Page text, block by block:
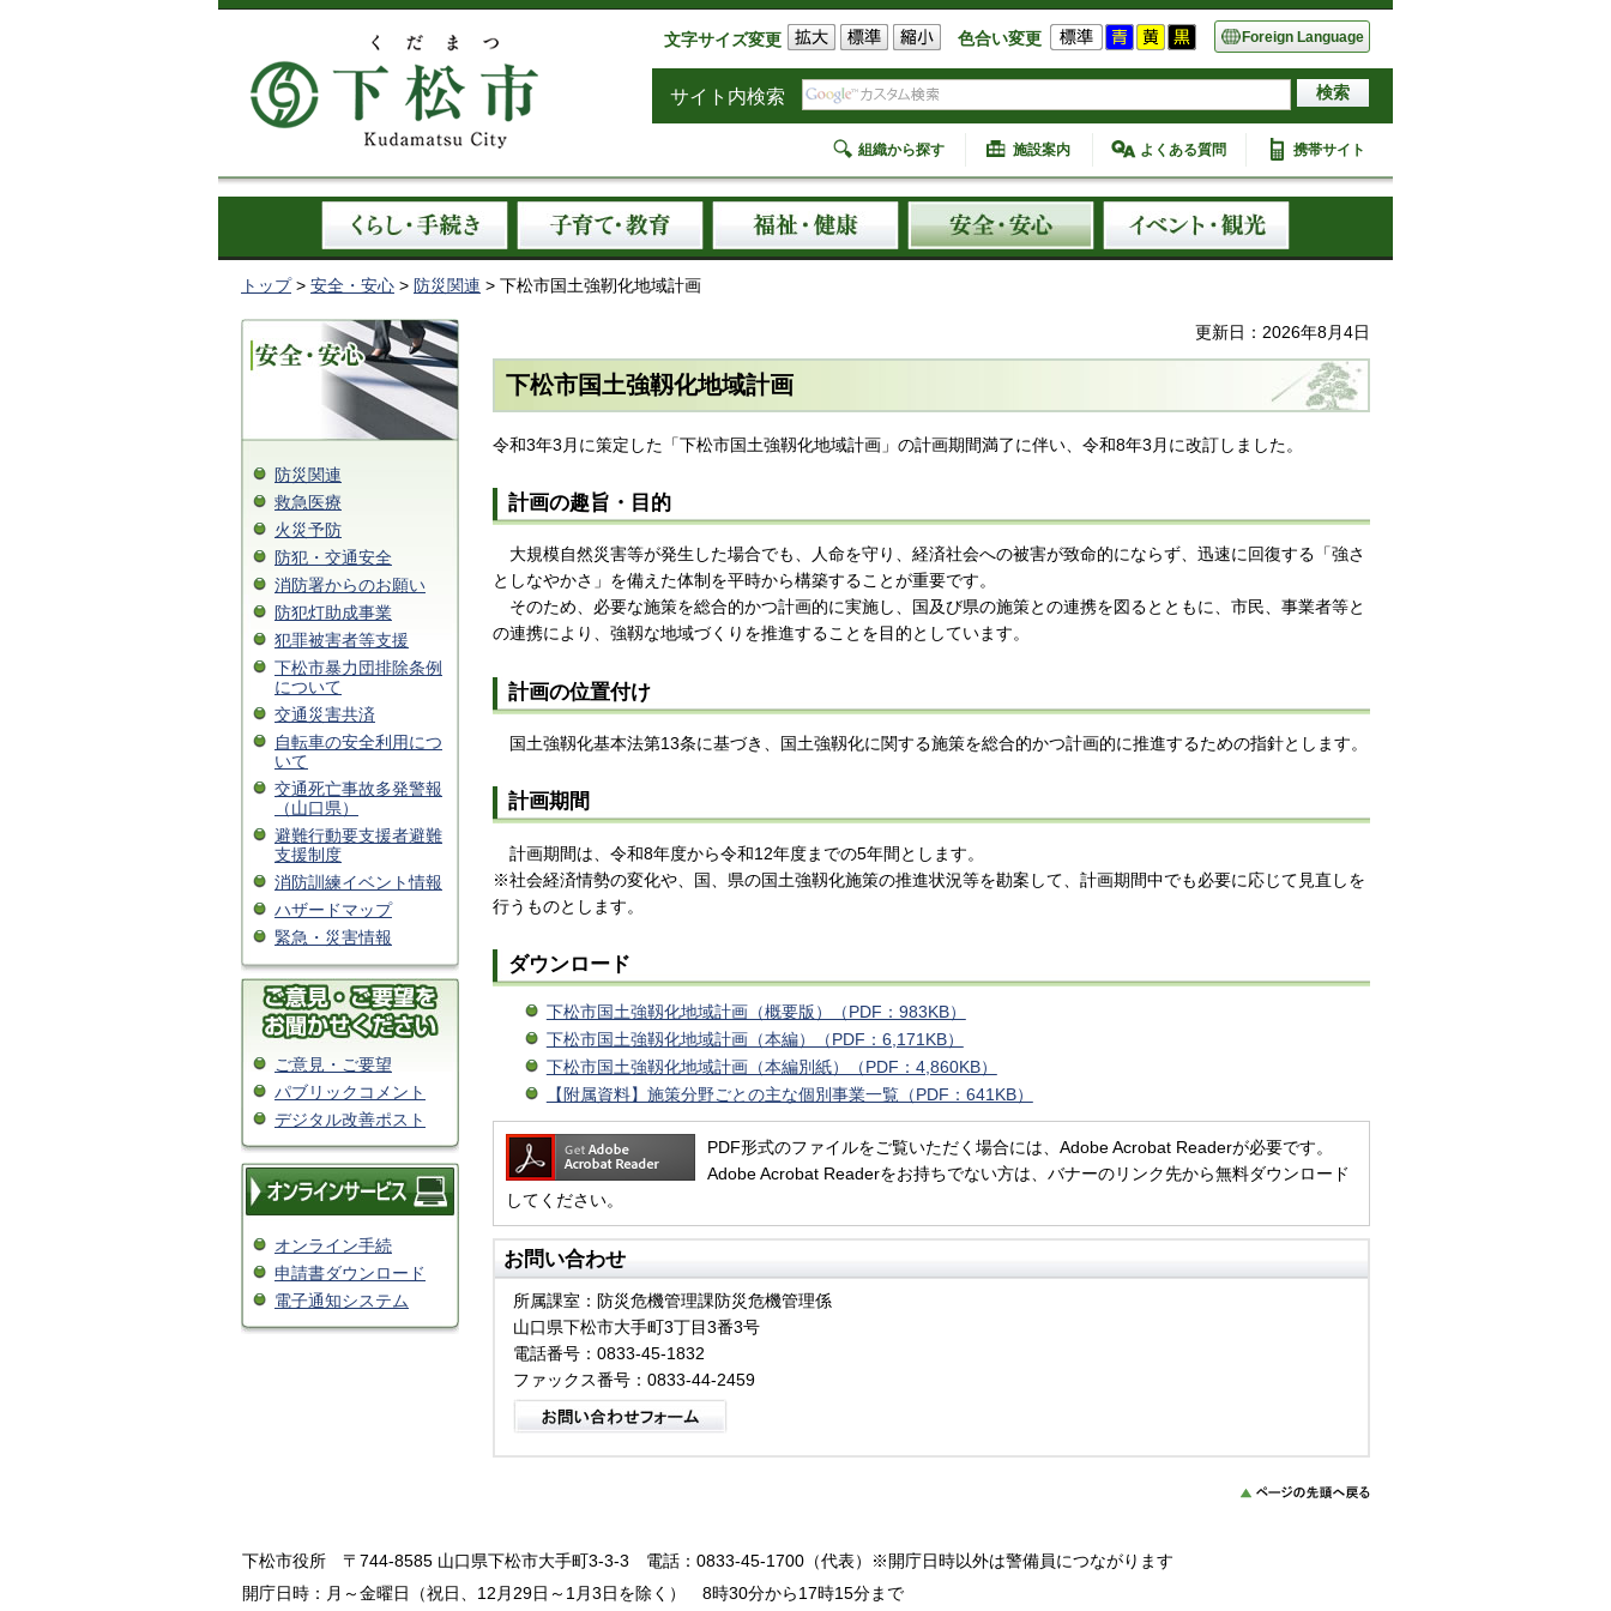
文字サイズ変更 色合い変更 Foreign Language
サイト内検索
組織から探す 施設案内 よくある質問 携帯サイト
トップ> 安全・安心 > 防災関連 > 下松市国土強靭化地域計画
防災関連
救急医療
火災予防
防犯・交通安全
消防署からのお願い
防犯灯助成事業
犯罪被害者等支援
下松市暴力団排除条例
について
交通災害共済
自転車の安全利用につ
いて
交通死亡事故多発警報
（山口県）
避難行動要支援者避難
支援制度
消防訓練イベント情報
ハザードマップ
緊急・災害情報
ご意見・ご要望
パブリックコメント
デジタル改善ポスト
オンライン手続
申請書ダウンロード
電子通知システム
更新日：2026年8月4日
下松市国土強靱化地域計画
令和3年3月に策定した「下松市国土強靱化地域計画」の計画期間満了に伴い、令和8年3月に改訂しました。
計画の趣旨・目的
大規模自然災害等が発生した場合でも、人命を守り、経済社会への被害が致命的にならず、迅速に回復する「強さ
としなやかさ」を備えた体制を平時から構築することが重要です。
そのため、必要な施策を総合的かつ計画的に実施し、国及び県の施策との連携を図るとともに、市民、事業者等と
の連携により、強靱な地域づくりを推進することを目的としています。
計画の位置付け
国土強靱化基本法第13条に基づき、国土強靱化に関する施策を総合的かつ計画的に推進するための指針とします。
計画期間
計画期間は、令和8年度から令和12年度までの5年間とします。
※社会経済情勢の変化や、国、県の国土強靱化施策の推進状況等を勘案して、計画期間中でも必要に応じて見直しを
行うものとします。
ダウンロード
下松市国土強靱化地域計画（概要版）（PDF：983KB）
下松市国土強靱化地域計画（本編）（PDF：6,171KB）
下松市国土強靱化地域計画（本編別紙）（PDF：4,860KB）
【附属資料】施策分野ごとの主な個別事業一覧（PDF：641KB）
PDF形式のファイルをご覧いただく場合には、Adobe Acrobat Readerが必要です。
Adobe Acrobat Readerをお持ちでない方は、バナーのリンク先から無料ダウンロード
してください。
お問い合わせ
所属課室：防災危機管理課防災危機管理係
山口県下松市大手町3丁目3番3号
電話番号：0833-45-1832
ファックス番号：0833-44-2459
下松市役所 〒744-8585 山口県下松市大手町3-3-3
電話：0833-45-1700（代表）※開庁日時以外は警備員につながります
開庁日時：月～金曜日（祝日、12月29日～1月3日を除く） 8時30分から17時15分まで